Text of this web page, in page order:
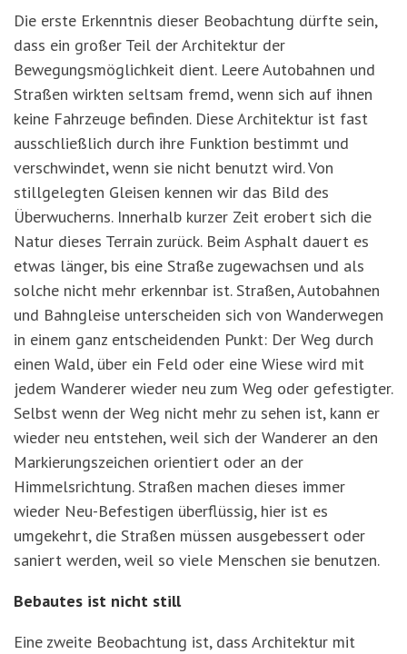
Die erste Erkenntnis dieser Beobachtung dürfte sein,
dass ein großer Teil der Architektur der
Bewegungsmöglichkeit dient. Leere Autobahnen und
Straßen wirkten seltsam fremd, wenn sich auf ihnen
keine Fahrzeuge befinden. Diese Architektur ist fast
ausschließlich durch ihre Funktion bestimmt und
verschwindet, wenn sie nicht benutzt wird. Von
stillgelegten Gleisen kennen wir das Bild des
Überwucherns. Innerhalb kurzer Zeit erobert sich die
Natur dieses Terrain zurück. Beim Asphalt dauert es
etwas länger, bis eine Straße zugewachsen und als
solche nicht mehr erkennbar ist. Straßen, Autobahnen
und Bahngleise unterscheiden sich von Wanderwegen
in einem ganz entscheidenden Punkt: Der Weg durch
einen Wald, über ein Feld oder eine Wiese wird mit
jedem Wanderer wieder neu zum Weg oder gefestigter.
Selbst wenn der Weg nicht mehr zu sehen ist, kann er
wieder neu entstehen, weil sich der Wanderer an den
Markierungszeichen orientiert oder an der
Himmelsrichtung. Straßen machen dieses immer
wieder Neu-Befestigen überflüssig, hier ist es
umgekehrt, die Straßen müssen ausgebessert oder
saniert werden, weil so viele Menschen sie benutzen.
Bebautes ist nicht still
Eine zweite Beobachtung ist, dass Architektur mit